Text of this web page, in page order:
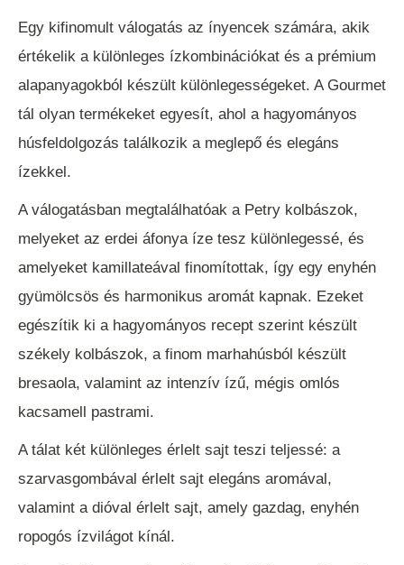
Egy kifinomult válogatás az ínyencek számára, akik
értékelik a különleges ízkombinációkat és a prémium
alapanyagokból készült különlegességeket. A Gourmet
tál olyan termékeket egyesít, ahol a hagyományos
húsfeldolgozás találkozik a meglepő és elegáns
ízekkel.
A válogatásban megtalálhatóak a Petry kolbászok,
melyeket az erdei áfonya íze tesz különlegessé, és
amelyeket kamillateával finomítottak, így egy enyhén
gyümölcsös és harmonikus aromát kapnak. Ezeket
egészítik ki a hagyományos recept szerint készült
székely kolbászok, a finom marhahúsból készült
bresaola, valamint az intenzív ízű, mégis omlós
kacsamell pastrami.
A tálat két különleges érlelt sajt teszi teljessé: a
szarvasgombával érlelt sajt elegáns aromával,
valamint a dióval érlelt sajt, amely gazdag, enyhén
ropogós ízvilágot kínál.